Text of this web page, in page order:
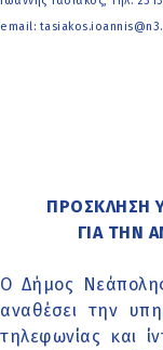
email:
ΠΡΟΣΚΛΗΣΗ
ΓΙΑ ΤΗΝ
Ο Δήμος
αναθέσει την
τηλεφωνίας και